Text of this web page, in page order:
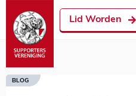
Lid Worden
BLOG